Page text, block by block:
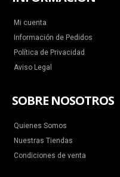
Mi cuenta
Información de Pedidos
Política de Privacidad
Aviso Legal
SOBRE NOSOTROS
Quienes Somos
Nuestras Tiendas
Condiciones de venta